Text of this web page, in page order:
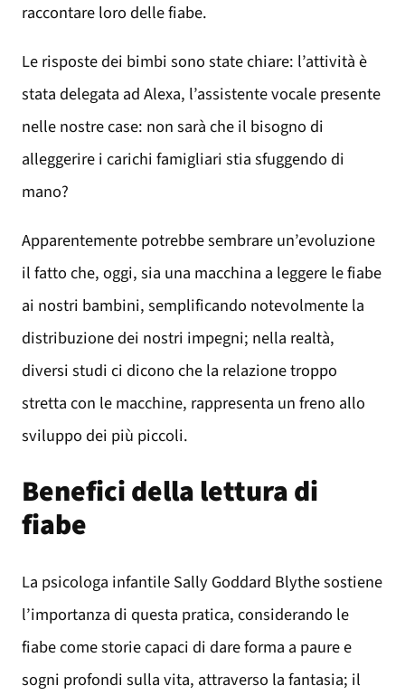
raccontare loro delle fiabe.
Le risposte dei bimbi sono state chiare: l’attività è
stata delegata ad Alexa, l’assistente vocale presente
nelle nostre case: non sarà che il bisogno di
alleggerire i carichi famigliari stia sfuggendo di
mano?
Apparentemente potrebbe sembrare un’evoluzione
il fatto che, oggi, sia una macchina a leggere le fiabe
ai nostri bambini, semplificando notevolmente la
distribuzione dei nostri impegni; nella realtà,
diversi studi ci dicono che la relazione troppo
stretta con le macchine, rappresenta un freno allo
sviluppo dei più piccoli.
Benefici della lettura di
fiabe
La psicologa infantile Sally Goddard Blythe sostiene
l’importanza di questa pratica, considerando le
fiabe come storie capaci di dare forma a paure e
sogni profondi sulla vita, attraverso la fantasia; il